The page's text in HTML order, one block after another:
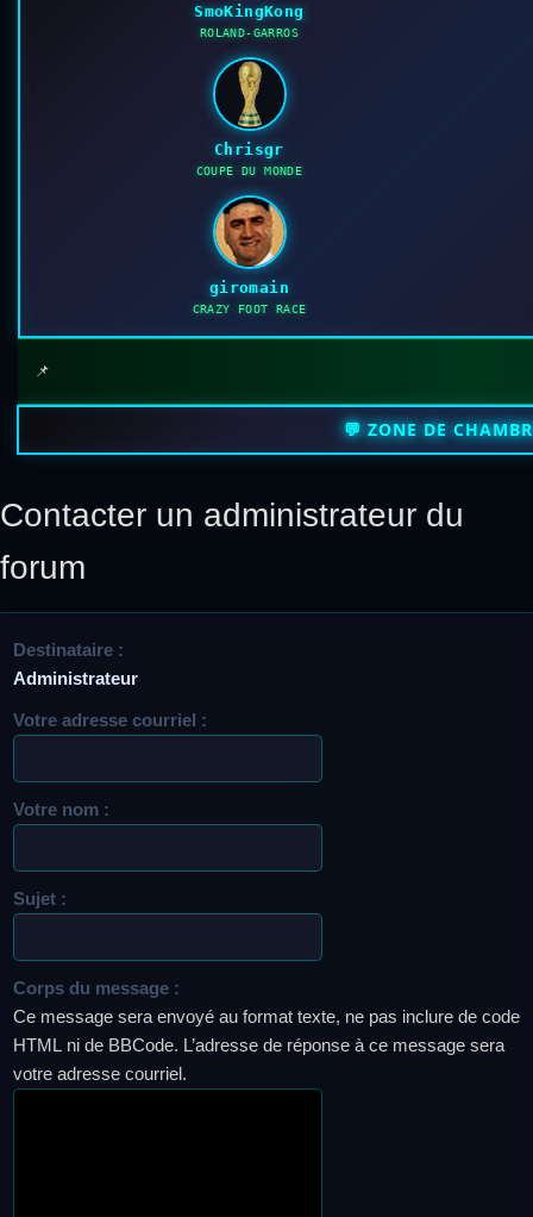
SmoKingKong
ROLAND-GARROS
Chrisgr
COUPE DU MONDE
giromain
CRAZY FOOT RACE
📌
💬 ZONE DE
Contacter un administrateur du
forum
Destinataire :
Administrateur
Votre adresse courriel :
Votre nom :
Sujet :
Corps du message :
Ce message sera envoyé au format texte, ne pas inclure de code
HTML ni de BBCode. L’adresse de réponse à ce message sera
votre adresse courriel.